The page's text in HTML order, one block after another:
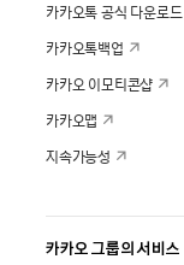
카카오톡 공식 다운로드
카카오톡백업
카카오 이모티콘샵
카카오맵
지속가능성
카카오 그룹의 서비스